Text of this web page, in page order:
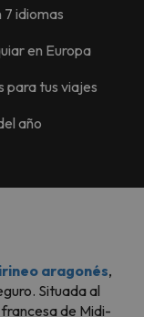
idiomas
en Europa
para tus viajes
año
aragonés,
Situada al
de Midi-